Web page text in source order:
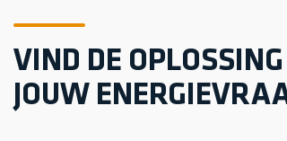
VIND DE OPLOSSING
JOUW